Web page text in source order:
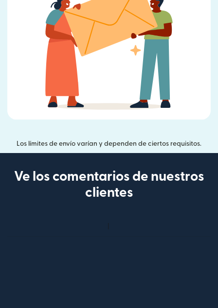
Los límites de envío varían y dependen de ciertos requisitos.
Ve los comentarios de nuestros
clientes